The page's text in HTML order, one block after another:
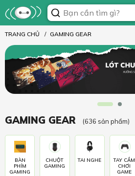
TRANG CHỦ GAMING GEAR
GAMING GEAR (636 sản phẩm)
BÀN
PHÍM
GAMING
CHUỘT
GAMING
TAI NGHE
TAY CẦM
CHƠI
GAME